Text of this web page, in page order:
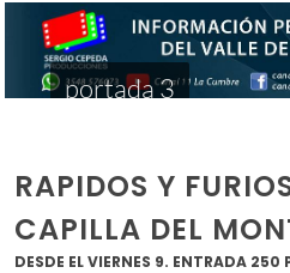
portada 3
RAPIDOS Y
CAPILLA DEL
DESDE EL VIERNES 9. ENTRADA 250